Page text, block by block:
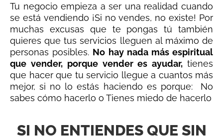
Tu negocio empieza a ser una realidad cuando
se está vendiendo ¡Si no vendes, no existe! Por
muchas excusas que te pongas tú también
quieres que tus servicios lleguen al máximo de
personas posibles. No hay nada más espiritual
que vender, porque vender es ayudar, tienes
que hacer que tu servicio llegue a cuantos más
mejor, si no lo estás haciendo es porque: No
sabes cómo hacerlo o Tienes miedo de hacerlo
SI NO ENTIENDES QUE SIN